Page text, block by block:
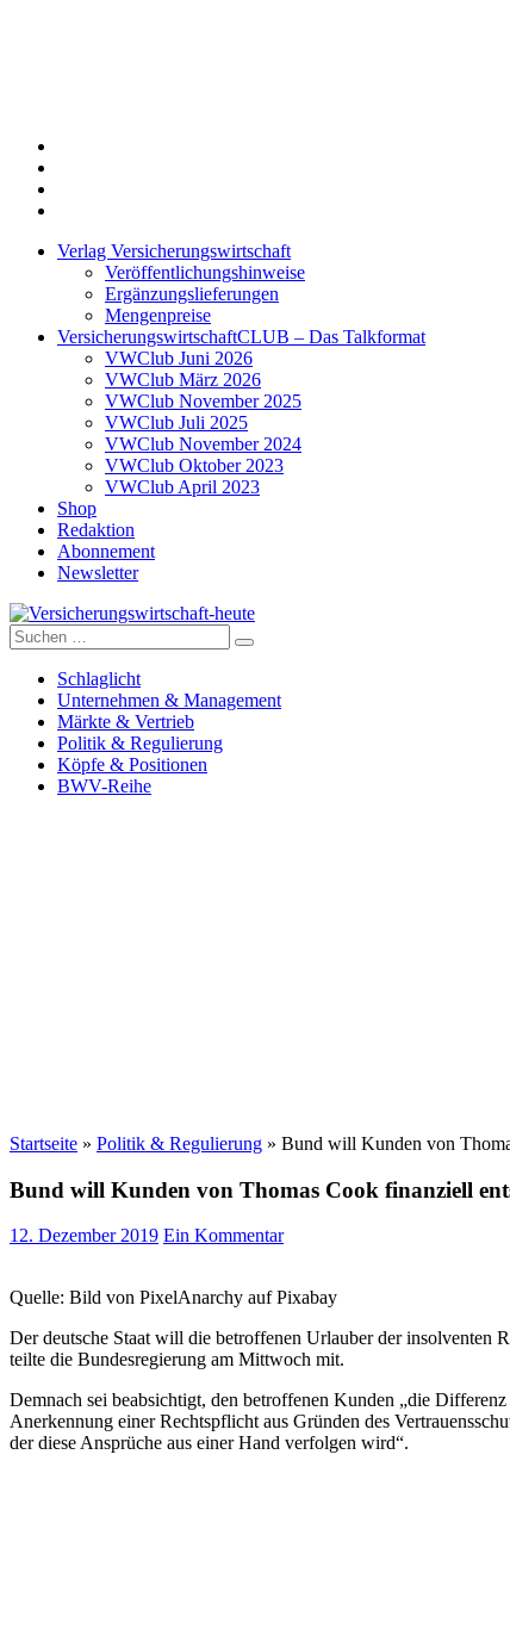
Verlag Versicherungswirtschaft
Veröffentlichungshinweise
Ergänzungslieferungen
Mengenpreise
VersicherungswirtschaftCLUB – Das Talkformat
VWClub Juni 2026
VWClub März 2026
VWClub November 2025
VWClub Juli 2025
VWClub November 2024
VWClub Oktober 2023
VWClub April 2023
Shop
Redaktion
Abonnement
Newsletter
Versicherungswirtschaft-heute
Suche
nach:
Schlaglicht
Unternehmen & Management
Märkte & Vertrieb
Politik & Regulierung
Köpfe & Positionen
BWV-Reihe
Startseite » Politik & Regulierung » Bund will Kunden von
Bund will Kunden von Thomas Cook finanziell
12. Dezember 2019 Ein Kommentar
Quelle: Bild von PixelAnarchy auf Pixabay
Der deutsche Staat will die betroffenen Urlauber der insolventen
teilte die Bundesregierung am Mittwoch mit.
Demnach sei beabsichtigt, den betroffenen Kunden „die
Anerkennung einer Rechtspflicht aus Gründen des
der diese Ansprüche aus einer Hand verfolgen wird“.